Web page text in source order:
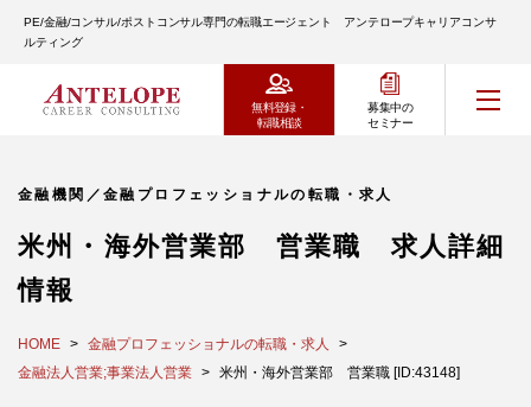
PE/金融/コンサル/ポストコンサル専門の転職エージェント アンテロープキャリアコンサ
ルティング
無料登録・
転職相談
募集中の
セミナー
金融機関／金融プロフェッショナルの転職・求人
米州・海外営業部 営業職 求人詳細
情報
HOME
金融プロフェッショナルの転職・求人
金融法人営業;事業法人営業
米州・海外営業部 営業職 [ID:43148]